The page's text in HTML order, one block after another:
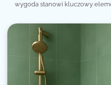
wygoda stanowi kluczowy